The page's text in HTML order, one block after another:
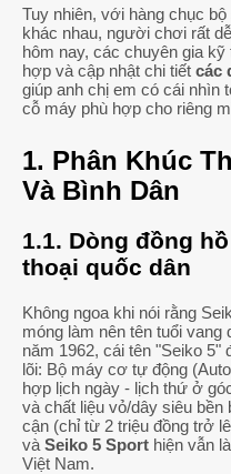
Tuy nhiên, với hàng chục
khác nhau, người chơi rất
hôm nay, các chuyên gia kỹ
hợp và cập nhật chi tiết các
giúp anh chị em có cái nhìn
cỗ máy phù hợp cho riêng
1. Phân Khúc
Và Bình Dân
1.1. Dòng đồng
thoại quốc dân
Không ngoa khi nói rằng
móng làm nên tên tuổi vang
năm 1962, cái tên "Seiko 5"
lõi: Bộ máy cơ tự động
hợp lịch ngày - lịch thứ ở
và chất liệu vỏ/dây siêu
cận (chỉ từ 2 triệu đồng trở
và Seiko 5 Sport hiện vẫn
Việt Nam.